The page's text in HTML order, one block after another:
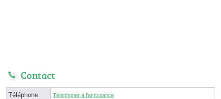
Contact
Téléphone Téléphoner à l'ambulance